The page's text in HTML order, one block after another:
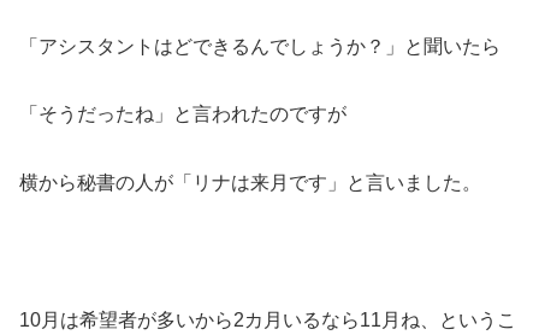
「アシスタントはどできるんでしょうか？」と聞いたら
「そうだったね」と言われたのですが
横から秘書の人が「リナは来月です」と言いました。
10月は希望者が多いから2カ月いるなら11月ね、というこ